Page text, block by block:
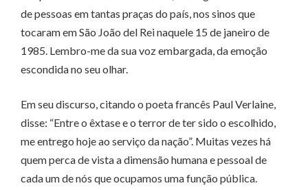
de pessoas em tantas praças do país, nos sinos que
tocaram em São João del Rei naquele 15 de janeiro de
1985. Lembro-me da sua voz embargada, da emoção
escondida no seu olhar.
Em seu discurso, citando o poeta francês Paul Verlaine,
disse: “Entre o êxtase e o terror de ter sido o escolhido,
me entrego hoje ao serviço da nação”. Muitas vezes há
quem perca de vista a dimensão humana e pessoal de
cada um de nós que ocupamos uma função pública.